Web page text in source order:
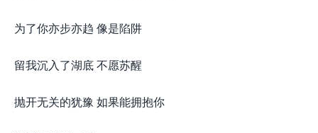
为了你亦步亦趋 像是陷阱
留我沉入了湖底 不愿苏醒
抛开无关的犹豫 如果能拥抱你